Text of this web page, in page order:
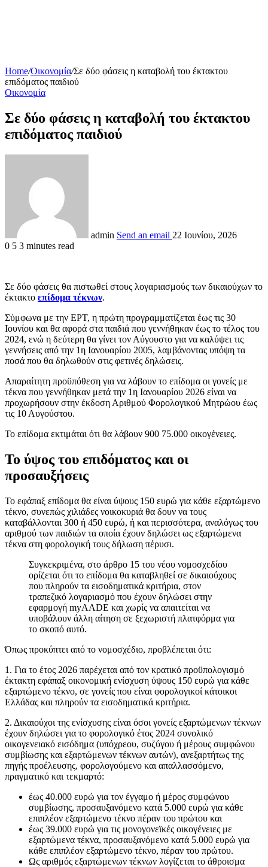
Home/Οικονομία/Σε δύο φάσεις η καταβολή του έκτακτου
επιδόματος παιδιού
Οικονομία
Σε δύο φάσεις η καταβολή του έκτακτου
επιδόματος παιδιού
admin Send an email 22 Ιουνίου, 2026
0 5 3 minutes read
Σε δύο φάσεις θα πιστωθεί στους λογαριασμούς των δικαιούχων το
έκτακτο επίδομα τέκνων.
Σύμφωνα με την ΕΡΤ, η πρώτη προγραμματίζεται έως τις 30
Ιουνίου και θα αφορά στα παιδιά που γεννήθηκαν έως το τέλος του
2024, ενώ η δεύτερη θα γίνει τον Αύγουστο για να καλύψει τις
γεννήσεις από την 1η Ιανουαρίου 2005, λαμβάνοντας υπόψη τα
ποσά που θα δηλωθούν στις φετινές δηλώσεις.
Απαραίτητη προϋπόθεση για να λάβουν το επίδομα οι γονείς με
τέκνα που γεννήθηκαν μετά την 1η Ιανουαρίου 2026 είναι να
προχωρήσουν στην έκδοση Αριθμού Φορολογικού Μητρώου έως
τις 10 Αυγούστου.
Το επίδομα εκτιμάται ότι θα λάβουν 900 75.000 οικογένειες.
Το ύψος του επιδόματος και οι
προσαυξήσεις
Το εφάπαξ επίδομα θα είναι ύψους 150 ευρώ για κάθε εξαρτώμενο
τέκνο, συνεπώς χιλιάδες νοικοκυριά θα δουν να τους
καταβάλλονται 300 ή 450 ευρώ, ή και περισσότερα, αναλόγως του
αριθμού των παιδιών τα οποία έχουν δηλώσει ως εξαρτώμενα
τέκνα στη φορολογική τους δήλωση πέρυσι.
Συγκεκριμένα, στο άρθρο 15 του νέου νομοσχεδίου
ορίζεται ότι το επίδομα θα καταβληθεί σε δικαιούχους
που πληρούν τα εισοδηματικά κριτήρια, στον
τραπεζικό λογαριασμό που έχουν δηλώσει στην
εφαρμογή myAADE και χωρίς να απαιτείται να
υποβάλουν άλλη αίτηση σε ξεχωριστή πλατφόρμα για
το σκοπό αυτό.
Όπως προκύπτει από το νομοσχέδιο, προβλέπεται ότι:
1. Για το έτος 2026 παρέχεται από τον κρατικό προϋπολογισμό
έκτακτη εφάπαξ οικονομική ενίσχυση ύψους 150 ευρώ για κάθε
εξαρτώμενο τέκνο, σε γονείς που είναι φορολογικοί κάτοικοι
Ελλάδας και πληρούν τα εισοδηματικά κριτήρια.
2. Δικαιούχοι της ενίσχυσης είναι όσοι γονείς εξαρτώμενων τέκνων
έχουν δηλώσει για το φορολογικό έτος 2024 συνολικό
οικογενειακό εισόδημα (υπόχρεου, συζύγου ή μέρους συμφώνου
συμβίωσης και εξαρτώμενων τέκνων αυτών), ανεξαρτήτως της
πηγής προέλευσης, φορολογούμενο και απαλλασσόμενο,
πραγματικό και τεκμαρτό:
έως 40.000 ευρώ για τον έγγαμο ή μέρος συμφώνου
συμβίωσης, προσαυξανόμενο κατά 5.000 ευρώ για κάθε
επιπλέον εξαρτώμενο τέκνο πέραν του πρώτου και
έως 39.000 ευρώ για τις μονογονεϊκές οικογένειες με
εξαρτώμενα τέκνα, προσαυξανόμενο κατά 5.000 ευρώ για
κάθε επιπλέον εξαρτώμενο τέκνο, πέραν του πρώτου.
Ως αριθμός εξαρτώμενων τέκνων λογίζεται το άθροισμα